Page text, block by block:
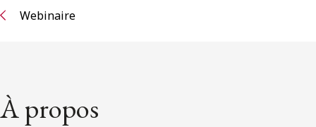
Webinaire
À propos